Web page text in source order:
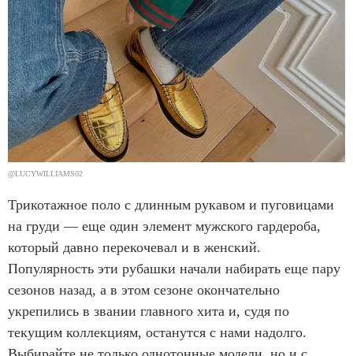
@LUCYWILLIAMS02
Трикотажное поло с длинным рукавом и пуговицами
на груди — еще один элемент мужского гардероба,
который давно перекочевал и в женский.
Популярность эти рубашки начали набирать еще пару
сезонов назад, а в этом сезоне окончательно
укрепились в звании главного хита и, судя по
текущим коллекциям, останутся с нами надолго.